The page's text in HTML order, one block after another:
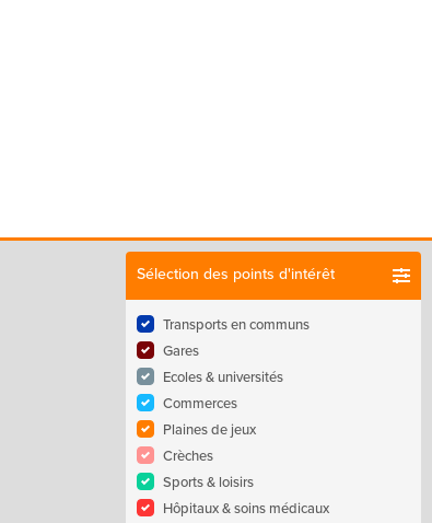
Sélection des points d'intérêt
Transports en communs
Gares
Ecoles & universités
Commerces
Plaines de jeux
Crèches
Sports & loisirs
Hôpitaux & soins médicaux